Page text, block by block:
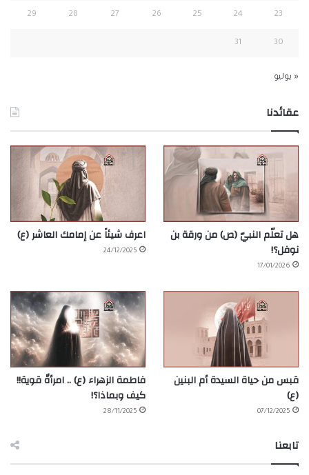
23
24
25
26
27
28
29
30
31
« يوليو
عقائدنا
هل تعلّم النبيّ (ص) من ورقة بن
نوفل؟!
17/01/2026
اعرف شيئاً عن إمامك العاشر (ع)
24/12/2025
قبس من حياة السيدة أم البنين
(ع)
07/12/2025
فاطمة الزهراء (ع) .. امرأةٌ قوية!!
كيف وبماذا؟!
28/11/2025
تابعنا